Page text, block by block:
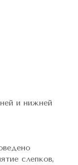
и нижней
слепков,